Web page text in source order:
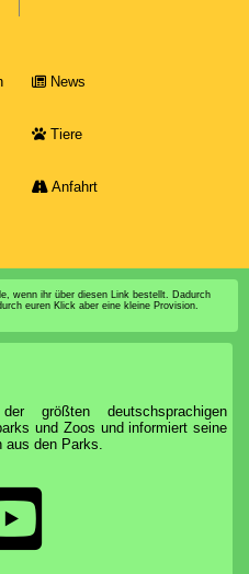
News
Tiere
Anfahrt
wenn ihr über diesen Link bestellt. Dadurch
euren Klick aber eine kleine Provision.
größten deutschsprachigen
und Zoos und informiert seine
aus den Parks.